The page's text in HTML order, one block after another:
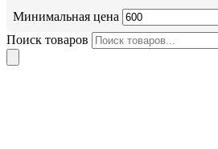
Минимальная цена
Поиск товаров